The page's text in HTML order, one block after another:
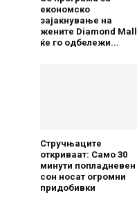
економско
зајакнување на
жените Diamond Mall
ќе го одбележи...
Стручњаците
откриваат: Само 30
минути попладневен
сон носат огромни
придобивки